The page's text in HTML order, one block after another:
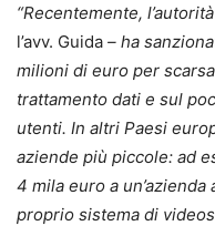
“Recentemente,
l’avv. Guida – ha
milioni di euro per
trattamento dati e sul
utenti. In altri Paesi
aziende più piccole: ad
4 mila euro a
proprio sistema di